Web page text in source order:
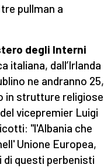
pullman a
degli Interni
italiana, dall’Irlanda
ne andranno 25,
in strutture religiose
vicepremier Luigi
"l'Albania che
Unione Europea,
questi perbenisti